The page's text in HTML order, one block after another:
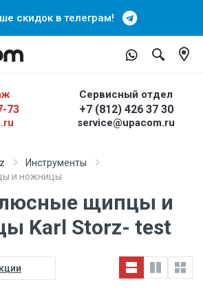
скидок в телеграм!
73
Сервисный отдел
+7 (812) 426 37 30
service@upacom.ru
Инструменты
и ножницы
щипцы и
Karl Storz- test